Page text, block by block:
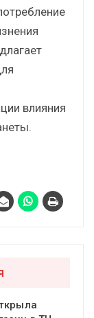
влияния